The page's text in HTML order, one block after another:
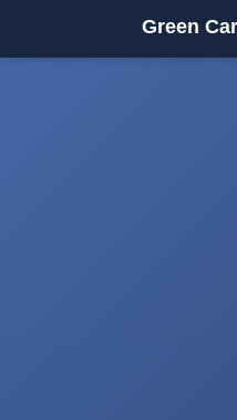
Green